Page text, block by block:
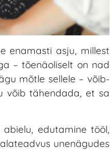
enamasti asju, millest
– tõenäoliselt on nad
mõtle sellele – võib-
võib tähendada, et sa
edutamine tööl,
unenägudes